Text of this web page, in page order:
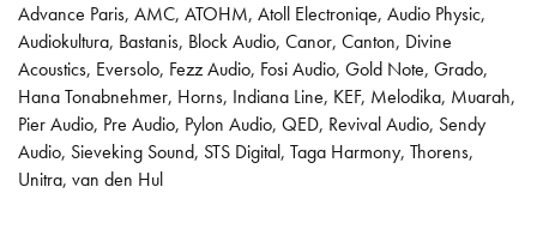
Advance Paris, AMC, ATOHM, Atoll Electroniqe, Audio Physic,
Audiokultura, Bastanis, Block Audio, Canor, Canton, Divine
Acoustics, Eversolo, Fezz Audio, Fosi Audio, Gold Note, Grado,
Hana Tonabnehmer, Horns, Indiana Line, KEF, Melodika, Muarah,
Pier Audio, Pre Audio, Pylon Audio, QED, Revival Audio, Sendy
Audio, Sieveking Sound, STS Digital, Taga Harmony, Thorens,
Unitra, van den Hul